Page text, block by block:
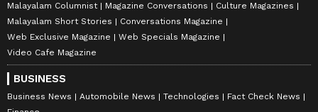
Malayalam Columnist
Magazine Conversations
Culture Magazines
Malayalam Short Stories
Conversations Magazine
Web Exclusive Magazine
Web Specials Magazine
Video Cafe Magazine
BUSINESS
Business News Automobile News Technologies
Fact Check News